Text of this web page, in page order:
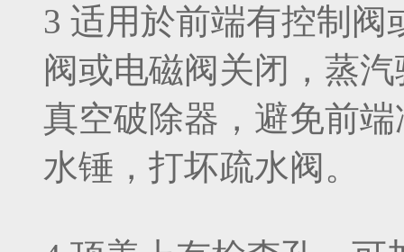
3 适用於前端有控制
阀或电磁阀关闭，蒸
真空破除器，避免前
水锤，打坏疏水阀。